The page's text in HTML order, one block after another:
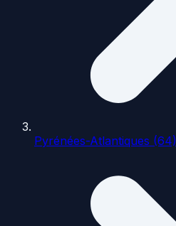
Pyrénées-Atlantiques (64)